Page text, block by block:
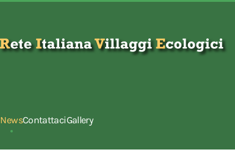
NewsContattaciGallery